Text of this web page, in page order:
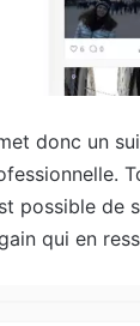
donc un
possible de
qui en